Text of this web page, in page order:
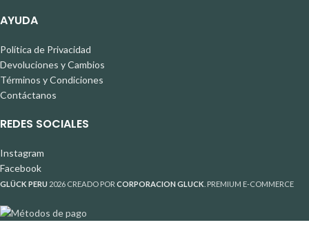
AYUDA
Política de Privacidad
Devoluciones y Cambios
Términos y Condiciones
Contáctanos
REDES SOCIALES
Instagram
Facebook
GLÜCK PERU 2026 CREADO POR CORPORACION GLUCK . PREMIUM E-COMMERCE